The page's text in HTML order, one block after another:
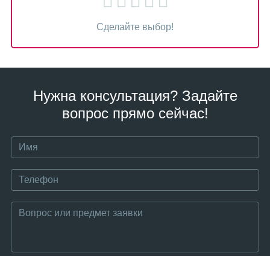
Сделайте выбор!
Нужна консультация? Задайте
вопрос прямо сейчас!